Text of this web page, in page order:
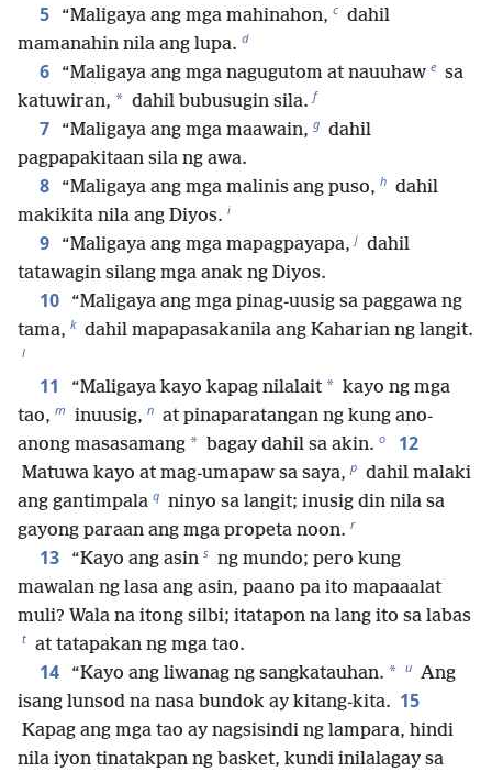
5 “Maligaya ang mga mahinahon, c dahil
mamanahin nila ang lupa. d
6 “Maligaya ang mga nagugutom at nauuhaw e sa
katuwiran, * dahil bubusugin sila. f
7 “Maligaya ang mga maawain, g dahil
pagpapakitaan sila ng awa.
8 “Maligaya ang mga malinis ang puso, h dahil
makikita nila ang Diyos. i
9 “Maligaya ang mga mapagpayapa, j dahil
tatawagin silang mga anak ng Diyos.
10
“Maligaya ang mga pinag-uusig sa paggawa ng
tama, k dahil mapapasakanila ang Kaharian ng langit.
l
11 “Maligaya kayo kapag nilalait * kayo ng mga
tao, m inuusig, n at pinaparatangan ng kung ano-
anong masasamang * bagay dahil sa akin. o 12
Matuwa kayo at mag-umapaw sa saya, p dahil malaki
ang gantimpala q ninyo sa langit; inusig din nila sa
gayong paraan ang mga propeta noon. r
13 “Kayo ang asin s ng mundo; pero kung
mawalan ng lasa ang asin, paano pa ito mapaaalat
muli? Wala na itong silbi; itatapon na lang ito sa labas
t at tatapakan ng mga tao.
14 “Kayo ang liwanag ng sangkatauhan. * u Ang
isang lunsod na nasa bundok ay kitang-kita. 15
Kapag ang mga tao ay nagsisindi ng lampara, hindi
nila iyon tinatakpan ng basket, kundi inilalagay sa